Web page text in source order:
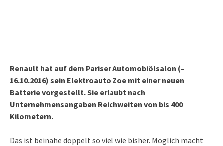
Renault hat auf dem Pariser Automobiölsalon (–
16.10.2016) sein Elektroauto Zoe mit einer neuen
Batterie vorgestellt. Sie erlaubt nach
Unternehmensangaben Reichweiten von bis 400
Kilometern.
Das ist beinahe doppelt so viel wie bisher. Möglich macht